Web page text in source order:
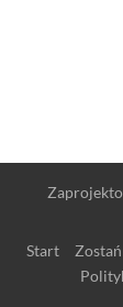
Start